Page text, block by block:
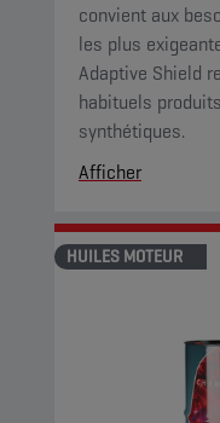
convient aux
les plus
Adaptive Shield
habituels
synthétiques.
Afficher
HUILES MOTEUR